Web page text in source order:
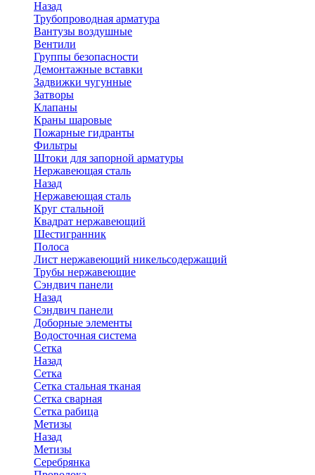
Назад
Трубопроводная арматура
Вантузы воздушные
Вентили
Группы безопасности
Демонтажные вставки
Задвижки чугунные
Затворы
Клапаны
Краны шаровые
Пожарные гидранты
Фильтры
Штоки для запорной арматуры
Нержавеющая сталь
Назад
Нержавеющая сталь
Круг стальной
Квадрат нержавеющий
Шестигранник
Полоса
Лист нержавеющий никельсодержащий
Трубы нержавеющие
Сэндвич панели
Назад
Сэндвич панели
Доборные элементы
Водосточная система
Сетка
Назад
Сетка
Сетка стальная тканая
Сетка сварная
Сетка рабица
Метизы
Назад
Метизы
Серебрянка